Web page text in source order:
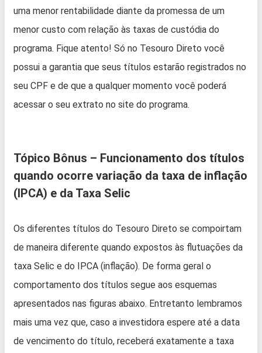
uma menor rentabilidade diante da promessa de um
menor custo com relação às taxas de custódia do
programa. Fique atento! Só no Tesouro Direto você
possui a garantia que seus títulos estarão registrados no
seu CPF e de que a qualquer momento você poderá
acessar o seu extrato no site do programa.
Tópico Bônus – Funcionamento dos títulos
quando ocorre variação da taxa de inflação
(IPCA) e da Taxa Selic
Os diferentes títulos do Tesouro Direto se compoirtam
de maneira diferente quando expostos às flutuações da
taxa Selic e do IPCA (inflação). De forma geral o
comportamento dos títulos segue aos esquemas
apresentados nas figuras abaixo. Entretanto lembramos
mais uma vez que, caso a investidora espere até a data
de vencimento do título, receberá exatamente a taxa